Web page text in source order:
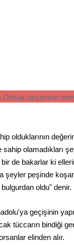
deyiminin
olduklarının
olamadıkları
de bakarlar ki
peşinde
oldu" denir.
geçişinin
tüccarın bindiği
elinden alır.